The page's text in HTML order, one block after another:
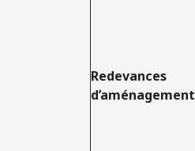
Redevances
d’aménagement